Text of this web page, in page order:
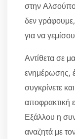
στην
δεν
για να
Αντίθετα σε
ενημέρωσης,
συγκρίνετε
αποφρακτική
Εξάλλου η
αναζητά με